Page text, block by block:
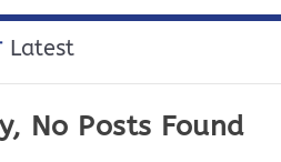
Latest
No Posts Found